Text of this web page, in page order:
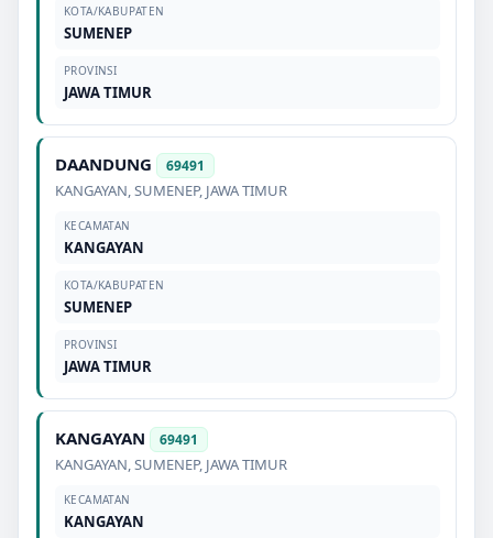
KOTA/KABUPATEN
SUMENEP
PROVINSI
JAWA TIMUR
DAANDUNG 69491
KANGAYAN,SUMENEP, JAWA TIMUR
KECAMATAN
KANGAYAN
KOTA/KABUPATEN
SUMENEP
PROVINSI
JAWA TIMUR
KANGAYAN 69491
KANGAYAN,SUMENEP, JAWA TIMUR
KECAMATAN
KANGAYAN